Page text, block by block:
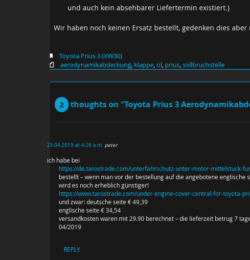
und auch kein absehbarer Liefertermin existiert.)
Wir haben noch keinen Ersatz bestellt, gedenken dies
Toyota Prius 3 (XW30)
aerodynamikabdeckung klappe öl prius sollbruchstelle
2 thoughts on “Toyota Prius 3
23.04.2019 at 4:26 a.m. peter
ich habe bei
https://de.tarostrade.com/unterfahrschutz-unter-motor-mittelstuck-
bestellt – wenn man vor der bestellung auf die angebotene englische
wird es noch erheblich günstiger!
https://www.tarostrade.com/under-engine-cover-central-for-toyota-
und zwar: deutsche seite € 49,39
englische seite € 34,54
versandkosten waren mit 29.90 berechnet – die lieferzeit betrug 7
04/2019
REPLY